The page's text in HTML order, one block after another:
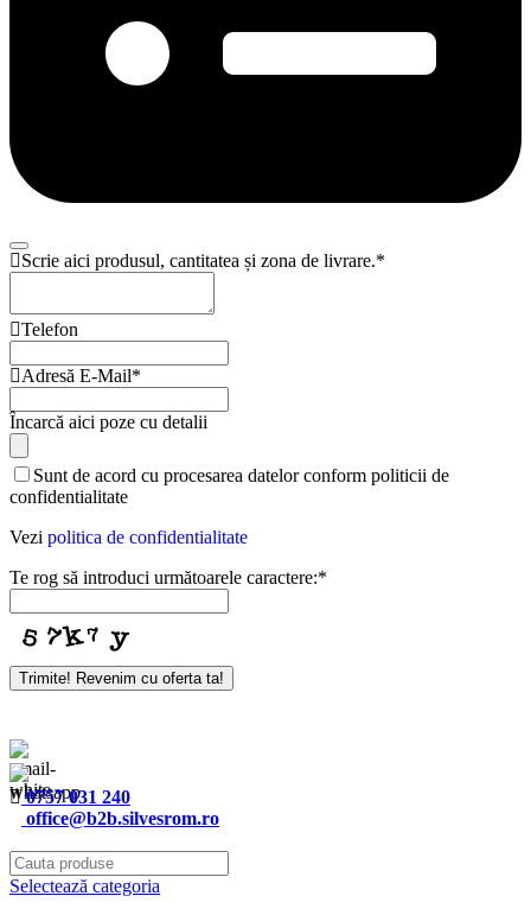
Scrie aici produsul, cantitatea și zona de livrare.*
Telefon
Adresă E-Mail*
Încarcă aici poze cu detalii
Email*
Sunt de acord cu procesarea datelor conform politicii de
confidentialitate
Vezi politica de confidentialitate
Te rog să introduci următoarele caractere:*
Trimite! Revenim cu oferta ta!
0757 031 240
office@b2b.silvesrom.ro
Selectează categoria